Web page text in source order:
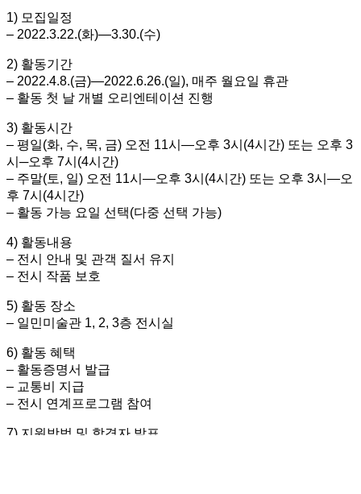
1) 모집일정
– 2022.3.22.(화)―3.30.(수)
2) 활동기간
– 2022.4.8.(금)―2022.6.26.(일), 매주 월요일 휴관
– 활동 첫 날 개별 오리엔테이션 진행
3) 활동시간
– 평일(화, 수, 목, 금) 오전 11시―오후 3시(4시간) 또는 오후 3
시─오후 7시(4시간)
– 주말(토, 일) 오전 11시―오후 3시(4시간) 또는 오후 3시―오
후 7시(4시간)
– 활동 가능 요일 선택(다중 선택 가능)
4) 활동내용
– 전시 안내 및 관객 질서 유지
– 전시 작품 보호
5) 활동 장소
– 일민미술관 1, 2, 3층 전시실
6) 활동 혜택
– 활동증명서 발급
– 교통비 지급
– 전시 연계프로그램 참여
7) 지원방법 및 합격자 발표